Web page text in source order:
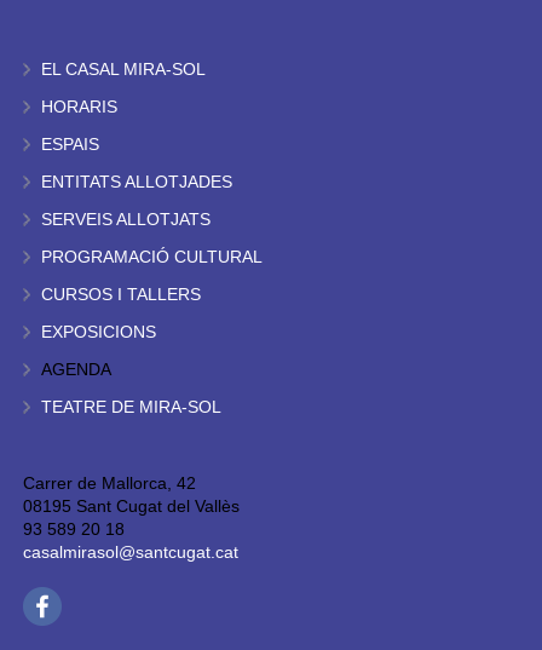
EL CASAL MIRA-SOL
HORARIS
ESPAIS
ENTITATS ALLOTJADES
SERVEIS ALLOTJATS
PROGRAMACIÓ CULTURAL
CURSOS I TALLERS
EXPOSICIONS
AGENDA
TEATRE DE MIRA-SOL
Carrer de Mallorca, 42
08195 Sant Cugat del Vallès
93 589 20 18
casalmirasol@santcugat.cat